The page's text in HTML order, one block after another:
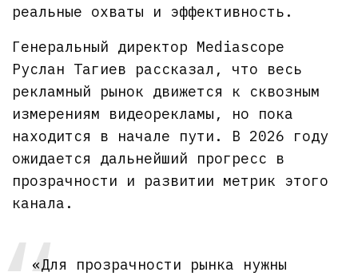
реальные охваты и эффективность.
Генеральный директор Mediascope
Руслан Тагиев рассказал, что весь
рекламный рынок движется к сквозным
измерениям видеорекламы, но пока
находится в начале пути. В 2026 году
ожидается дальнейший прогресс в
прозрачности и развитии метрик этого
канала.
«Для прозрачности рынка нужны